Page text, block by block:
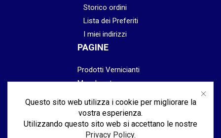
Storico ordini
Lista dei Preferiti
I miei indirizzi
PAGINE
Prodotti Vernicianti
Mascheratura
Abrasivi
Lucidatura & Finitura
Questo sito web utilizza i cookie per migliorare la
vostra esperienza.
Utilizzando questo sito web si accettano le nostre
Privacy Policy.